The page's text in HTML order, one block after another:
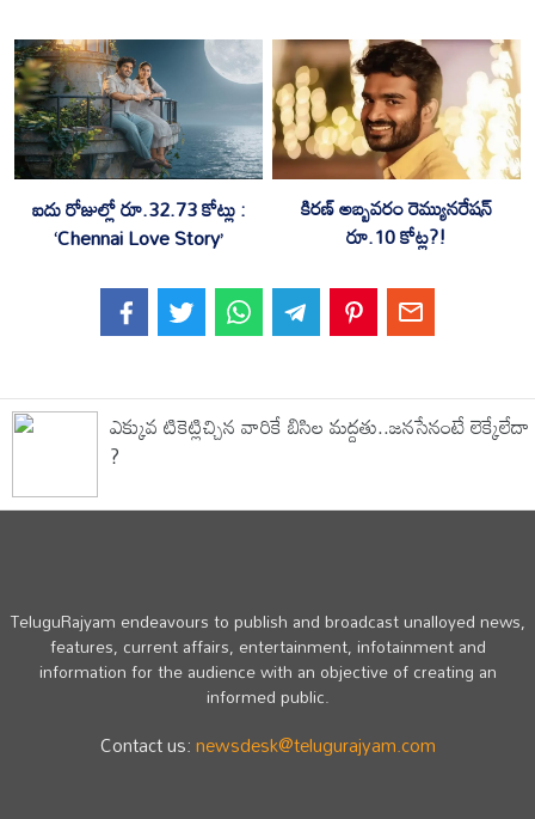
ఐదు రోజుల్లో రూ.32.73 కోట్లు :
‘Chennai Love Story’
కిరణ్ అబ్బవరం రెమ్యునరేషన్
రూ.10 కోట్ల?!
ఎక్కువ టికెట్లిచ్చిన వారికే బిసిల మద్దతు..జనసేనంటే లెక్కేలేదా
?
TeluguRajyam endeavours to publish and broadcast unalloyed news,
features, current affairs, entertainment, infotainment and
information for the audience with an objective of creating an
informed public.
Contact us:newsdesk@telugurajyam.com